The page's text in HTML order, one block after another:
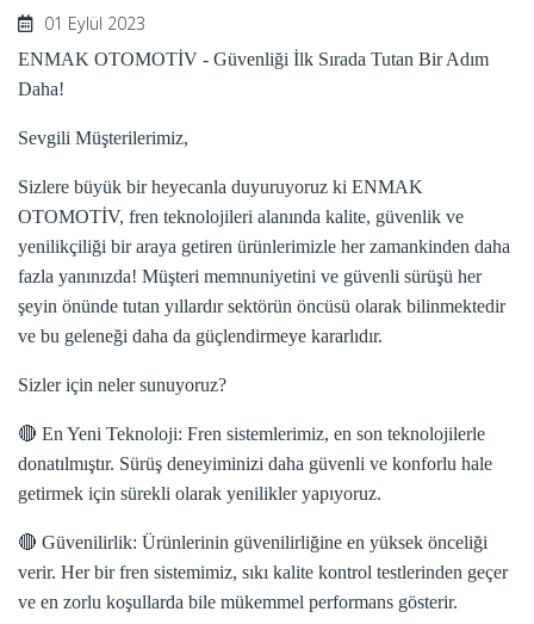
01 Eylül 2023
ENMAK OTOMOTİV - Güvenliği İlk Sırada Tutan Bir Adım
Daha!
Sevgili Müşterilerimiz,
Sizlere büyük bir heyecanla duyuruyoruz ki ENMAK
OTOMOTİV, fren teknolojileri alanında kalite, güvenlik ve
yenilikçiliği bir araya getiren ürünlerimizle her zamankinden daha
fazla yanınızda! Müşteri memnuniyetini ve güvenli sürüşü her
şeyin önünde tutan yıllardır sektörün öncüsü olarak bilinmektedir
ve bu geleneği daha da güçlendirmeye kararlıdır.
Sizler için neler sunuyoruz?
🔴 En Yeni Teknoloji: Fren sistemlerimiz, en son teknolojilerle
donatılmıştır. Sürüş deneyiminizi daha güvenli ve konforlu hale
getirmek için sürekli olarak yenilikler yapıyoruz.
🔴 Güvenilirlik: Ürünlerinin güvenilirliğine en yüksek önceliği
verir. Her bir fren sistemimiz, sıkı kalite kontrol testlerinden geçer
ve en zorlu koşullarda bile mükemmel performans gösterir.